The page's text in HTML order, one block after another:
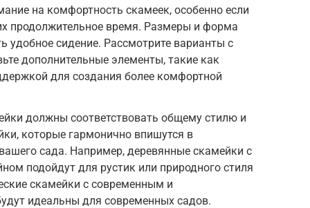
на комфортность скамеек, особенно если
продолжительное время. Размеры и форма
удобное сидение. Рассмотрите варианты с
дополнительные элементы, такие как
для создания более комфортной
должны соответствовать общему стилю и
которые гармонично впишутся в
сада. Например, деревянные скамейки с
подойдут для рустик или природного стиля
скамейки с современным и
идеальны для современных садов.